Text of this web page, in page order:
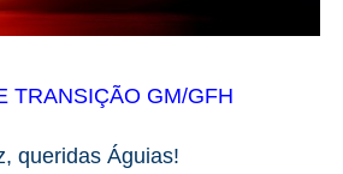
TRANSIÇÃO GM/GFH
queridas Águias!